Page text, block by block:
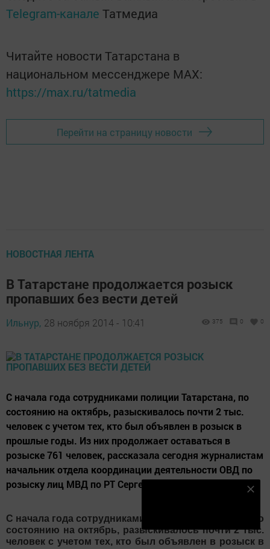
Telegram-канале Татмедиа
Читайте новости Татарстана в
национальном мессенджере MАХ:
https://max.ru/tatmedia
Перейти на страницу новости
НОВОСТНАЯ ЛЕНТА
В Татарстане продолжается розыск
пропавших без вести детей
Ильнур, 28 ноября 2014 - 10:41 375 0 0
С начала года сотрудниками полиции Татарстана, по
состоянию на октябрь, разыскивалось почти 2 тыс.
человек с учетом тех, кто был объявлен в розыск в
прошлые годы. Из них продолжает оставаться в
розыске 761 человек, рассказала сегодня журналистам
начальник отдела координации деятельности ОВД по
розыску лиц МВД по РТ Сергей Королев....
С начала года сотрудниками полиции Татарстана, по
состоянию на октябрь, разыскивалось почти 2 тыс.
человек с учетом тех, кто был объявлен в розыск в